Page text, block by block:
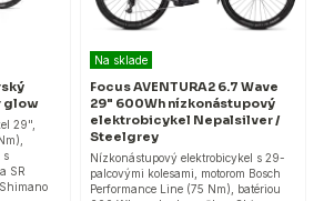
glow
29",
s
SR
Na sklade
Focus AVENTURA2 6.7 Wave
29" 600Wh nízkonástupový
elektrobicykel Nepalsilver /
Steelgrey
Nízkonástupový elektrobicykel s 29-
palcovými kolesami, motorom Bosch
Performance Line (75 Nm), batériou